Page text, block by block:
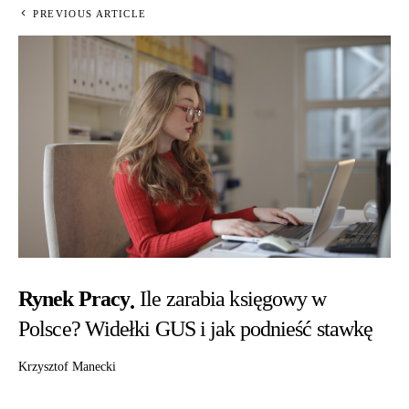
PREVIOUS ARTICLE
Rynek Pracy Ile zarabia księgowy w
Polsce? Widełki GUS i jak podnieść stawkę
Krzysztof Manecki